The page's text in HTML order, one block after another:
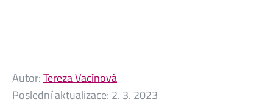
Autor:Tereza Vacínová
Poslední aktualizace: 2. 3. 2023